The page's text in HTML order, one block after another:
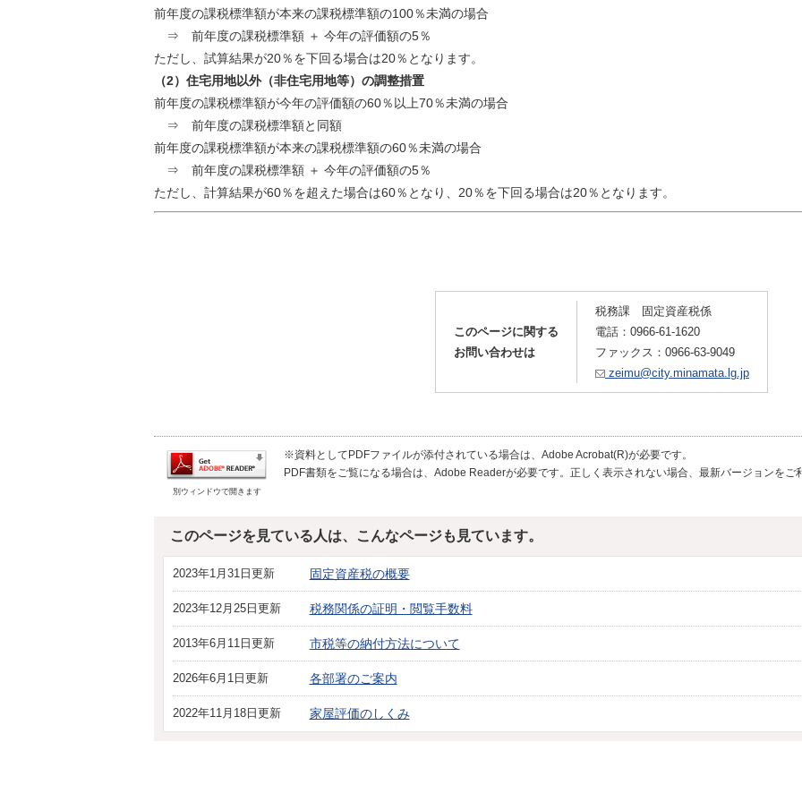
前年度の課税標準額が本来の課税標準額の100％未満の場合
⇒ 前年度の課税標準額 ＋ 今年の評価額の5％
ただし、試算結果が20％を下回る場合は20％となります。
（2）住宅用地以外（非住宅用地等）の調整措置
前年度の課税標準額が今年の評価額の60％以上70％未満の場合
⇒ 前年度の課税標準額と同額
前年度の課税標準額が本来の課税標準額の60％未満の場合
⇒ 前年度の課税標準額 ＋ 今年の評価額の5％
ただし、計算結果が60％を超えた場合は60％となり、20％を下回る場合は20％となります。
このページに関する
お問い合わせは
税務課 固定資産税係
電話：0966-61-1620
ファックス：0966-63-9049
zeimu@city.minamata.lg.jp
別ウィンドウで開きます
※資料としてPDFファイルが添付されている場合は、Adobe Acrobat(R)が必要です。
PDF書類をご覧になる場合は、Adobe Readerが必要です。正しく表示されない場合、最新バージョンをご
このページを見ている人は、こんなページも見ています。
2023年1月31日更新 固定資産税の概要
2023年12月25日更新 税務関係の証明・閲覧手数料
2013年6月11日更新 市税等の納付方法について
2026年6月1日更新 各部署のご案内
2022年11月18日更新 家屋評価のしくみ